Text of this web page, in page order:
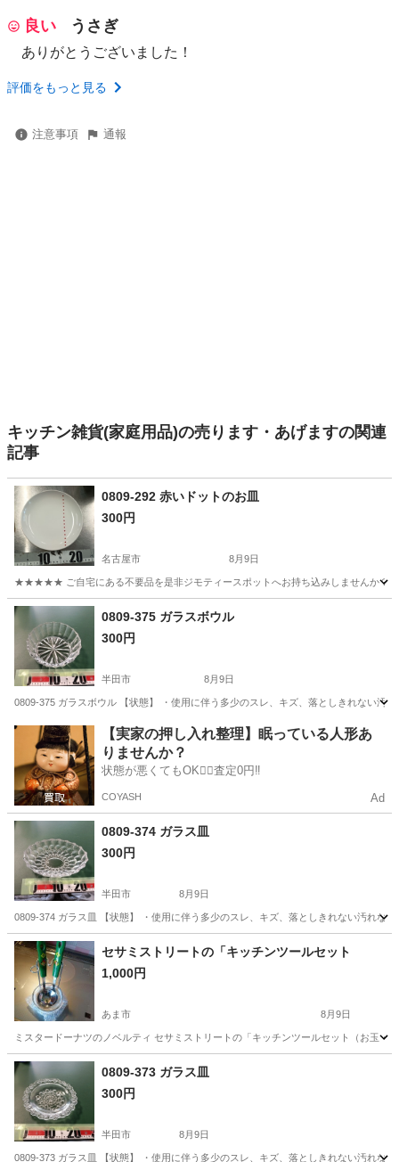
良い うさぎ
ありがとうございました！
評価をもっと見る
注意事項 通報
キッチン雑貨(家庭用品)の売ります・あげますの関連
記事
0809-292 赤いドットのお皿
300円
名古屋市 8月9日
★★★★★ ご自宅にある不要品を是非ジモティースポットへお持ち込みしませんか？
愛知 名古屋市 現地
0809-375 ガラスボウル
300円
半田市 8月9日
0809-375 ガラスボウル 【状態】 ・使用に伴う多少のスレ、キズ、落としきれない
愛知 半田市 食器 現地
【実家の押し入れ整理】眠っている人形あ
りませんか？
状態が悪くてもOK🙆‍♀️査定0円‼️
COYASH Ad
0809-374 ガラス皿
300円
半田市 8月9日
0809-374 ガラス皿 【状態】 ・使用に伴う多少のスレ、キズ、落としきれない汚れ
愛知 半田市 食器 現地
セサミストリートの「キッチンツールセット
1,000円
あま市 8月9日
ミスタードーナツのノベルティ セサミストリートの「キッチンツールセット（お玉・
愛知 あま市 ノベルティグッズ
0809-373 ガラス皿
300円
半田市 8月9日
0809-373 ガラス皿 【状態】 ・使用に伴う多少のスレ、キズ、落としきれない汚れ